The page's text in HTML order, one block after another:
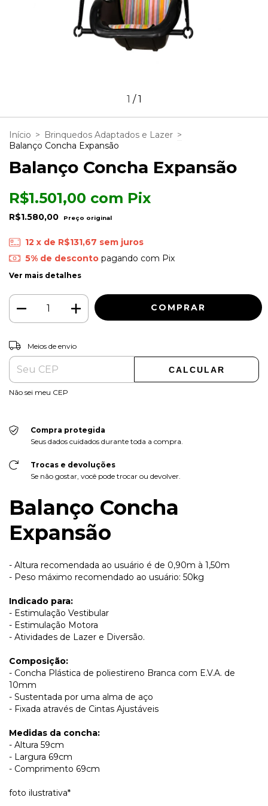
1 /1
Início > Brinquedos Adaptados e Lazer >
Balanço Concha Expansão
Balanço Concha Expansão
R$1.580,00
R$1.501,00 com Pix
12 x de R$131,67 sem juros
5% de descontopagando com Pix
Ver mais detalhes
Entregas para o CEP:
Meios de envio
CALCULAR
Não sei meu CEP
Compra protegida
Seus dados cuidados durante toda a compra.
Trocas e devoluções
Se não gostar, você pode trocar ou devolver.
Balanço Concha
Expansão
- Altura recomendada ao usuário é de 0,90m à 1,50m
- Peso máximo recomendado ao usuário: 50kg
Indicado para:
- Estimulação Vestibular
- Estimulação Motora
- Atividades de Lazer e Diversão.
Composição:
- Concha Plástica de poliestireno Branca com E.V.A. de
10mm
- Sustentada por uma alma de aço
- Fixada através de Cintas Ajustáveis
Medidas da concha:
- Altura 59cm
- Largura 69cm
- Comprimento 69cm
foto ilustrativa*